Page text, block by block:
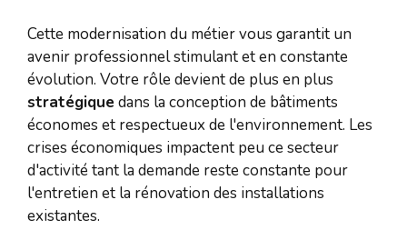
Cette modernisation du métier vous garantit un
avenir professionnel stimulant et en constante
évolution. Votre rôle devient de plus en plus
stratégique dans la conception de bâtiments
économes et respectueux de l'environnement. Les
crises économiques impactent peu ce secteur
d'activité tant la demande reste constante pour
l'entretien et la rénovation des installations
existantes.